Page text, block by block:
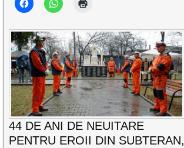
44 DE ANI DE NEUITARE
PENTRU EROII DIN SUBTERAN,